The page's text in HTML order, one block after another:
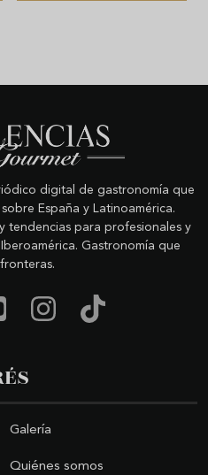
digital de gastronomía que
España y Latinoamérica.
tendencias para profesionales y
Gastronomía que
Galería
Quiénes somos